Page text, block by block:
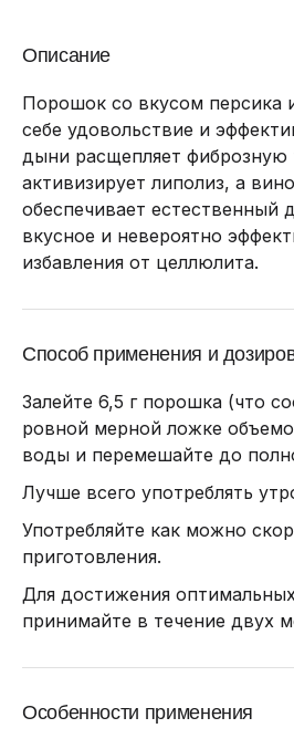
Описание
Порошок со вкусом персика
себе удовольствие и
дыни расщепляет фиброзную
активизирует липолиз, а
обеспечивает естественный
вкусное и невероятно
избавления от целлюлита.
Способ применения и
Залейте 6,5 г порошка (что
ровной мерной ложке
воды и перемешайте до
Лучше всего употреблять
Употребляйте как можно
приготовления.
Для достижения
принимайте в течение двух
Особенности применения